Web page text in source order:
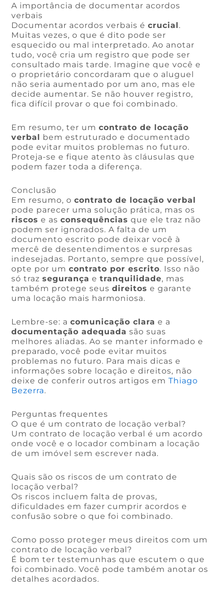
A importância de documentar acordos
verbais
Documentar acordos verbais écrucial.
Muitas vezes, o que é dito pode ser
esquecido ou mal interpretado. Ao anotar
tudo, você cria um registro que pode ser
consultado mais tarde. Imagine que você e
o proprietário concordaram que o aluguel
não seria aumentado por um ano, mas ele
decide aumentar. Se não houver registro,
fica difícil provar o que foi combinado.
Em resumo, ter umcontrato de locação
verbal bem estruturado e documentado
pode evitar muitos problemas no futuro.
Proteja-se e fique atento às cláusulas que
podem fazer toda a diferença.
Conclusão
Em resumo, ocontrato de locação verbal
pode parecer uma solução prática, mas os
riscos e asconsequências que ele traz não
podem ser ignorados. A falta de um
documento escrito pode deixar você à
mercê de desentendimentos e surpresas
indesejadas. Portanto, sempre que possível,
opte por umcontrato por escrito. Isso não
só trazsegurança etranquilidade, mas
também protege seusdireitos e garante
uma locação mais harmoniosa.
Lembre-se: acomunicação clara e a
documentação adequada são suas
melhores aliadas. Ao se manter informado e
preparado, você pode evitar muitos
problemas no futuro. Para mais dicas e
informações sobre locação e direitos, não
deixe de conferir outros artigos emThiago
Bezerra.
Perguntas frequentes
O que é um contrato de locação verbal?
Um contrato de locação verbal é um acordo
onde você e o locador combinam a locação
de um imóvel sem escrever nada.
Quais são os riscos de um contrato de
locação verbal?
Os riscos incluem falta de provas,
dificuldades em fazer cumprir acordos e
confusão sobre o que foi combinado.
Como posso proteger meus direitos com um
contrato de locação verbal?
É bom ter testemunhas que escutem o que
foi combinado. Você pode também anotar os
detalhes acordados.